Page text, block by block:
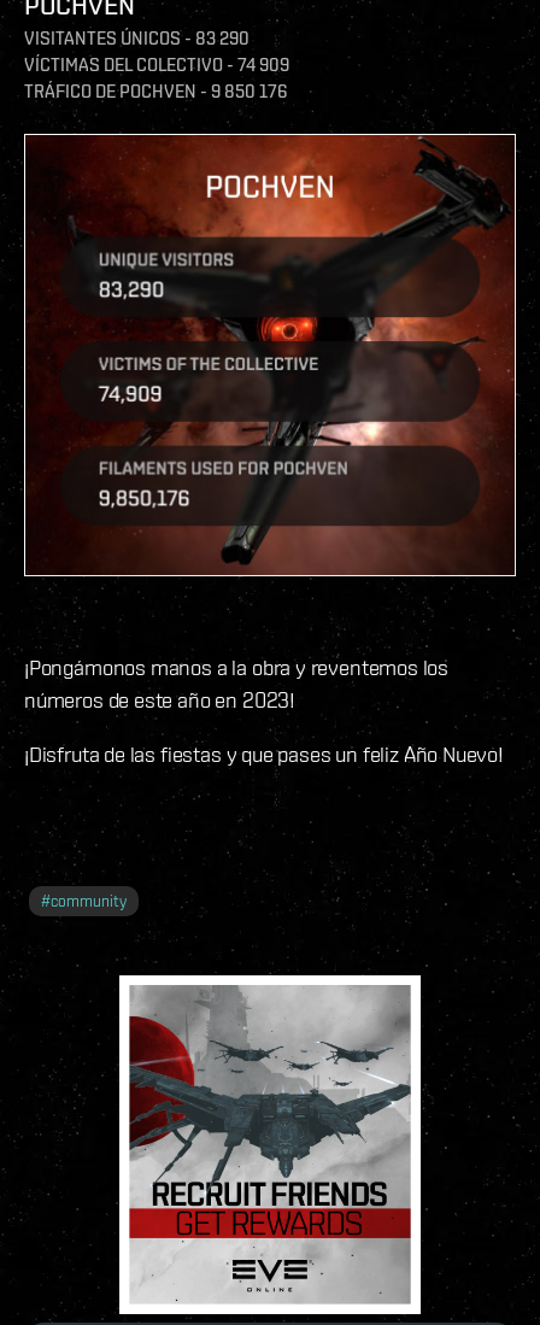
VISITANTES ÚNICOS - 83 290
VÍCTIMAS DEL COLECTIVO - 74 909
TRÁFICO DE POCHVEN - 9 850 176
¡Pongámonos manos a la obra y reventemos los
números de este año en 2023!
¡Disfruta de las fiestas y que pases un feliz Año Nuevo!
#community